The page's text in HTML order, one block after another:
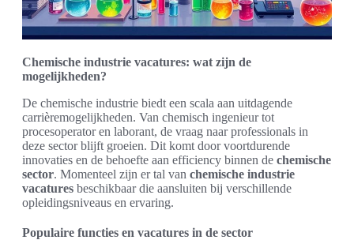
Chemische industrie vacatures: wat zijn de
mogelijkheden?
De chemische industrie biedt een scala aan uitdagende
carrièremogelijkheden. Van chemisch ingenieur tot
procesoperator en laborant, de vraag naar professionals in
deze sector blijft groeien. Dit komt door voortdurende
innovaties en de behoefte aan efficiency binnen de chemische
sector. Momenteel zijn er tal van chemische industrie
vacatures beschikbaar die aansluiten bij verschillende
opleidingsniveaus en ervaring.
Populaire functies en vacatures in de sector